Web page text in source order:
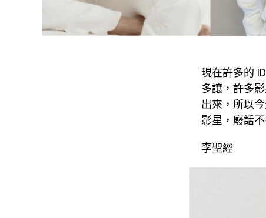
現在許多的
多讓，許多
出來，所以
影星，廢話
李聖經